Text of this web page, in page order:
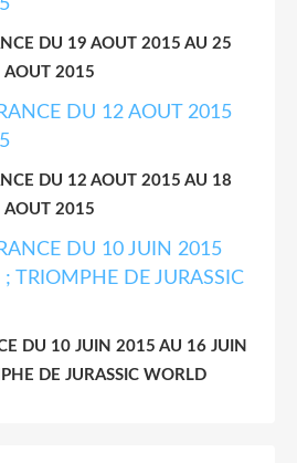
DU 19 AOUT 2015 AU 25
AOUT 2015
DU 12 AOUT 2015 AU 18
AOUT 2015
DU 10 JUIN 2015 AU 16 JUIN
DE JURASSIC WORLD